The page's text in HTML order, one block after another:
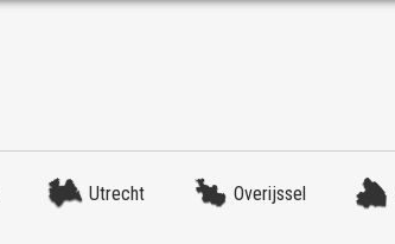
Utrecht Overijssel